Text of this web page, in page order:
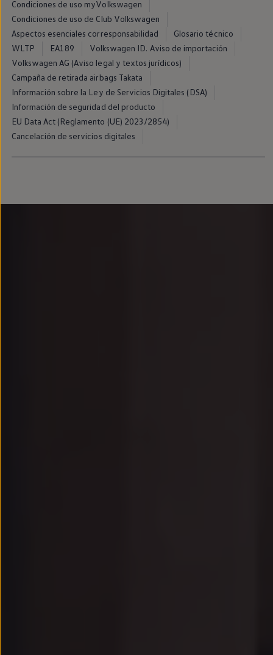
Llantas y neumáticos
Recambios Volkswagen
Accesorios y merchandising
Seguridad
Transporte
Entretenimiento
Personalización
Carga
Merchandising
Todo sobre tu Volkswagen
Tu coche conectado
Luces de advertencia
Manuales del coche
Modelos anteriores
Condiciones de uso myVolkswagen
Condiciones de uso de Club Volkswagen
Aspectos esenciales corresponsabilidad
Glosario técnico
WLTP
EA189
Volkswagen ID. Aviso de importación
Volkswagen AG (Aviso legal y textos jurídicos)
Campaña de retirada airbags Takata
Información sobre la Ley de Servicios Digitales (DSA)
Información de seguridad del producto
EU Data Act (Reglamento (UE) 2023/2854)
Cancelación de servicios digitales